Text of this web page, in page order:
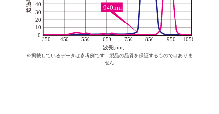
※掲載しているデータは参考例です 製品の品質を保証するものではありま
せん